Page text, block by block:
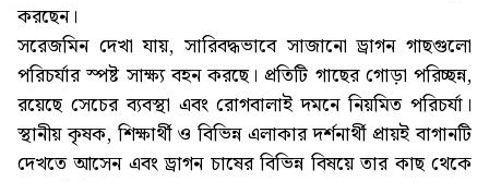
করছেন।
সরেজমিন দেখা যায়, সারিবদ্ধভাবে সাজানো ড্রাগন গাছগুলো
পরিচর্যার স্পষ্ট সাক্ষ্য বহন করছে। প্রতিটি গাছের গোড়া পরিচ্ছন্ন,
রয়েছে সেচের ব্যবস্থা এবং রোগবালাই দমনে নিয়মিত পরিচর্যা।
স্থানীয় কৃষক, শিক্ষার্থী ও বিভিন্ন এলাকার দর্শনার্থী প্রায়ই বাগানটি
দেখতে আসেন এবং ড্রাগন চাষের বিভিন্ন বিষয়ে তার কাছ থেকে